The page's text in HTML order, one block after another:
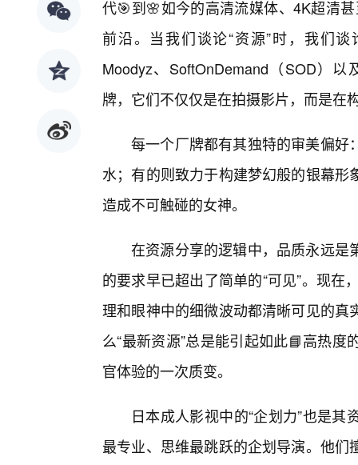
代🎯到🌸如今的高清流媒体、4K超清
前沿。当我们谈论“资源”时，我们
Moodyz、SoftOnDemand（SOD）
牌，它们不仅仅是在拍摄影片，而是在
每一个厂牌都有其独特的审美偏好
水；有的则致力于构建梦幻般的银幕
造成不可触碰的女神。
在资源分享的逻辑中，品质永远是
的要求早已超出了简单的“可见”。现
理和眼神中的细微波动都清晰可见的
么“最新资源”总是能引起如此📘高热
官体验的一次质变。
日本成人影视中的“企划力”也是
最专业、思维最跳跃的企划导演。他